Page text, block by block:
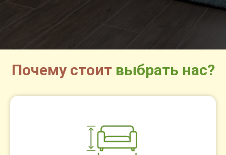
Почему стоит выбрать нас?